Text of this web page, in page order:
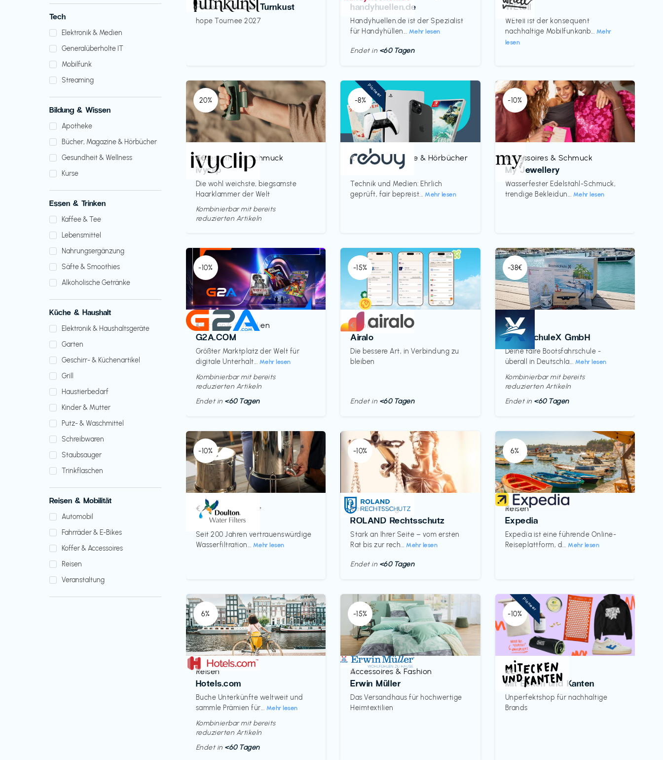
Tech
Elektronik & Medien
Generalüberholte IT
Mobilfunk
Streaming
Bildung & Wissen
Apotheke
Bücher, Magazine & Hörbücher
Gesundheit & Wellness
Kurse
Essen & Trinken
Kaffee & Tee
Lebensmittel
Nahrungsergänzung
Säfte & Smoothies
Alkoholische Getränke
Küche & Haushalt
Elektronik & Haushaltsgeräte
Garten
Geschirr- & Küchenartikel
Grill
Haustierbedarf
Kinder & Mutter
Putz- & Waschmittel
Schreibwaren
Staubsauger
Trinkflaschen
Reisen & Mobilität
Automobil
Fahrräder & E-Bikes
Koffer & Accessoires
Reisen
Veranstaltung
Feuerwerk der Turnkust
hope Tournee 2027
handyhuellen.de
Handyhuellen.de ist der Spezialist
für Handyhüllen... Mehr lesen
Endet in <60 Tagen
WEtell
WEtell ist der konsequent
nachhaltige Mobilfunkanb... Mehr
lesen
20%
Accessoires & Schmuck
ivyclip
Die wohl weichste, biegsamste
Haarklammer der Welt
€€‎
Kombinierbar mit bereits
reduzierten Artikeln
-8%
Bücher, Magazine & Hörbücher
Technik und Medien: Ehrlich
geprüft, fair bepreist...Mehr lesen
€‎
Pioneer
-10%
Accessoires & Schmuck
My Jewellery
Wasserfester Edelstahl-Schmuck,
trendige Bekleidun... Mehr lesen
€‎
-10%
Elektronik & Medien
G2A.COM
Größter Marktplatz der Welt für
digitale Unterhalt... Mehr lesen
€‎
Kombinierbar mit bereits
reduzierten Artikeln
Endet in <60 Tagen
-15%
Mobilfunk
Airalo
Die bessere Art, in Verbindung zu
bleiben
€‎
Endet in <60 Tagen
-38€
Kurse
BootsschuleX GmbH
Deine faire Bootsfahrschule -
überall in Deutschla... Mehr lesen
€‎
Kombinierbar mit bereits
reduzierten Artikeln
Endet in <60 Tagen
-10%
Küche & Haushalt
Doulton
Seit 200 Jahren vertrauenswürdige
Wasserfiltration... Mehr lesen
€‎
-10%
Versicherung
ROLAND Rechtsschutz
Stark an Ihrer Seite – vom ersten
Rat bis zur rech...Mehr lesen
€‎
Endet in <60 Tagen
6%
Reisen
Expedia
Expedia ist eine führende Online-
Reiseplattform, d...Mehr lesen
€‎
6%
Reisen
Hotels.com
Buche Unterkünfte weltweit und
sammle Prämien für... Mehr lesen
€‎
Kombinierbar mit bereits
reduzierten Artikeln
Endet in <60 Tagen
-15%
Accessoires & Fashion
Erwin Müller
Das Versandhaus für hochwertige
Heimtextilien
€‎
-10%
Mode
Mit Ecken und Kanten
Unperfektshop für nachhaltige
Brands
€€‎
Pioneer